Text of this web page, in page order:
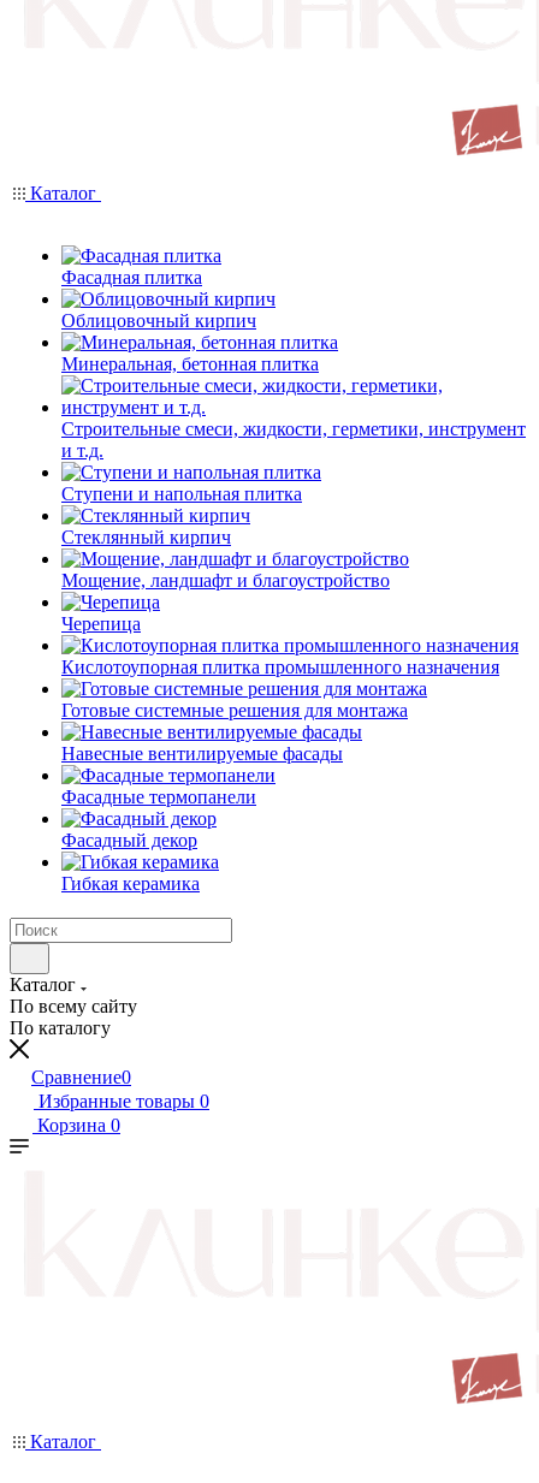
Каталог
Фасадная плитка
Облицовочный кирпич
Минеральная, бетонная плитка
Строительные смеси, жидкости, герметики, инструмент
и т.д.
Ступени и напольная плитка
Cтеклянный кирпич
Мощение, ландшафт и благоустройство
Черепица
Кислотоупорная плитка промышленного назначения
Готовые системные решения для монтажа
Навесные вентилируемые фасады
Фасадные термопанели
Фасадный декор
Гибкая керамика
Каталог
По всему сайту
По каталогу
Сравнение0
Избранные товары 0
Корзина 0
Каталог